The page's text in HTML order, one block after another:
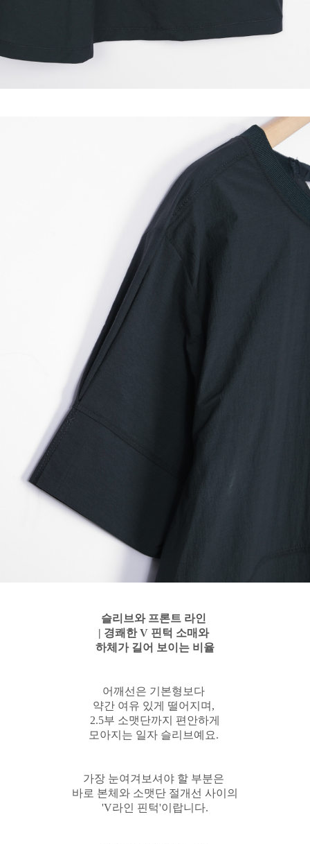
슬리브와 프론트 라인
| 경쾌한 V 핀턱 소매와
하체가 길어 보이는 비율
어깨선은 기본형보다
약간 여유 있게 떨어지며,
2.5부 소맷단까지 편안하게
모아지는 일자 슬리브예요.
가장 눈여겨보셔야 할 부분은
바로 본체와 소맷단 절개선 사이의
'V라인 핀턱'이랍니다.